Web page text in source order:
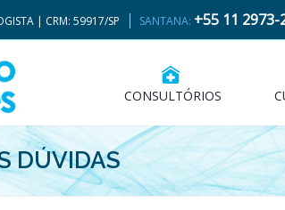
| CRM: 59917/SP SANTANA: +55 11
CONSULTÓRIOS
DÚVIDAS